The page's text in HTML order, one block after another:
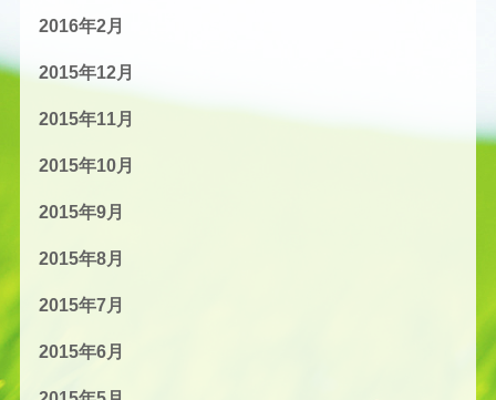
2016年2月
2015年12月
2015年11月
2015年10月
2015年9月
2015年8月
2015年7月
2015年6月